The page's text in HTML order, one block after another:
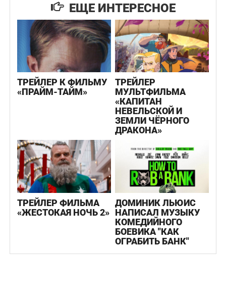
ЕЩЕ ИНТЕРЕСНОЕ
ТРЕЙЛЕР К ФИЛЬМУ
«ПРАЙМ-ТАЙМ»
ТРЕЙЛЕР
МУЛЬТФИЛЬМА
«КАПИТАН
НЕВЕЛЬСКОЙ И
ЗЕМЛИ ЧЁРНОГО
ДРАКОНА»
ТРЕЙЛЕР ФИЛЬМА
«ЖЕСТОКАЯ НОЧЬ 2»
ДОМИНИК ЛЬЮИС
НАПИСАЛ МУЗЫКУ
КОМЕДИЙНОГО
БОЕВИКА "КАК
ОГРАБИТЬ БАНК"